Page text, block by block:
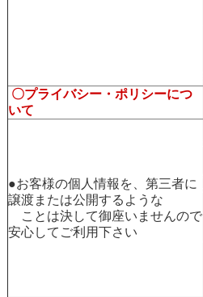
〇プライバシー・ポリシーにつ
いて
●お客様の個人情報を、第三者に
譲渡または公開するような
ことは決して御座いませんので
安心してご利用下さい